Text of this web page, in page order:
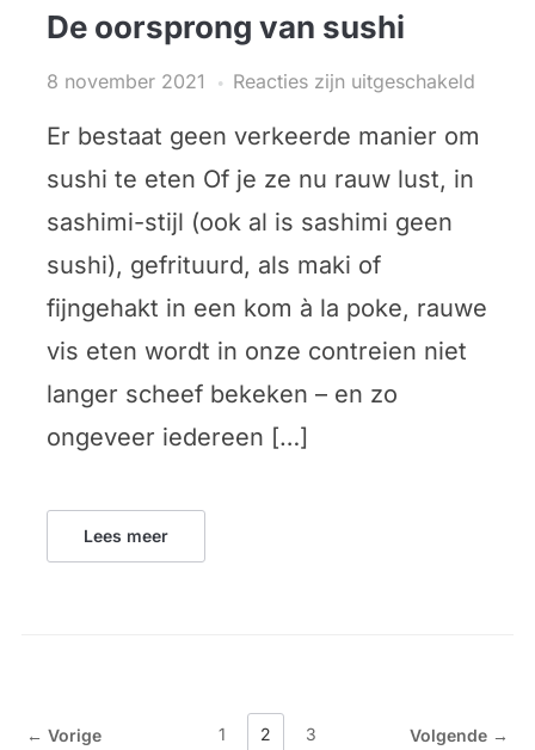
De oorsprong van sushi
8 november 2021 Reacties zijn uitgeschakeld
Er bestaat geen verkeerde manier om
sushi te eten Of je ze nu rauw lust, in
sashimi-stijl (ook al is sashimi geen
sushi), gefrituurd, als maki of
fijngehakt in een kom à la poke, rauwe
vis eten wordt in onze contreien niet
langer scheef bekeken – en zo
ongeveer iedereen […]
Lees meer
← Vorige 1 2 3 Volgende →